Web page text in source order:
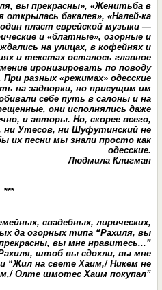
вы прекрасны», «Женитьба в
бакалея», «Налей-ка
пласт еврейской музыки —
и «блатные», озорные и
на улицах, в кофейнях и
и текстах осталось главное
иронизировать по поводу
разных «режимах» одесские
на задворки, но присущим им
себе путь в салоны и на
они исполнялись даже
и авторы. Но, скорее всего,
ни Утесов, ни Шуфутинский не
их песни мы знали просто как
одесские.
Людмила Клигман
***
свадебных, лирических,
да озорных типа “Рахиля, вы
вы мне нравитесь...”
штоб вы сдохли, вы мне
“Жил на свете Хаим,/ Никем не
Олте шмотес Хаим покупал”